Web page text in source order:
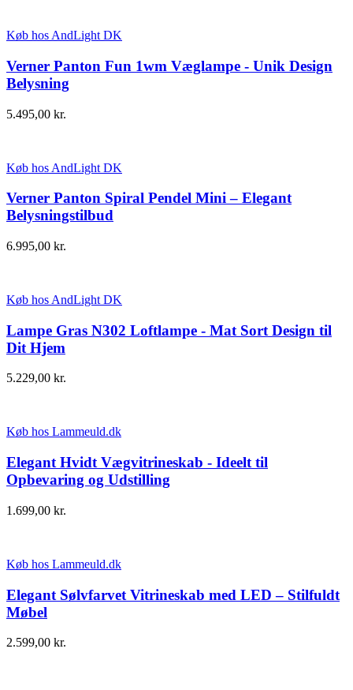
Køb hos AndLight DK
Verner Panton Fun 1wm Væglampe - Unik Design
Belysning
5.495,00 kr.
Køb hos AndLight DK
Verner Panton Spiral Pendel Mini – Elegant
Belysningstilbud
6.995,00 kr.
Køb hos AndLight DK
Lampe Gras N302 Loftlampe - Mat Sort Design til
Dit Hjem
5.229,00 kr.
Køb hos Lammeuld.dk
Elegant Hvidt Vægvitrineskab - Ideelt til
Opbevaring og Udstilling
1.699,00 kr.
Køb hos Lammeuld.dk
Elegant Sølvfarvet Vitrineskab med LED – Stilfuldt
Møbel
2.599,00 kr.